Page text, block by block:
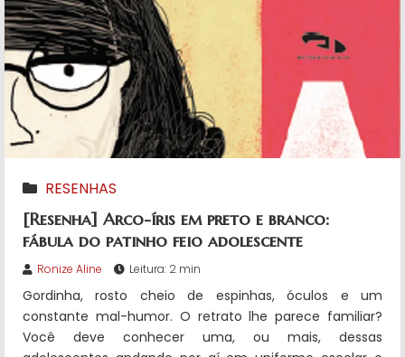
RESENHAS
[Resenha] Arco-íris em preto e branco:
fábula do patinho feio adolescente
Ronize Aline Leitura: 2 min
Gordinha, rosto cheio de espinhas, óculos e um
constante mal-humor. O retrato lhe parece familiar?
Você deve conhecer uma, ou mais, dessas